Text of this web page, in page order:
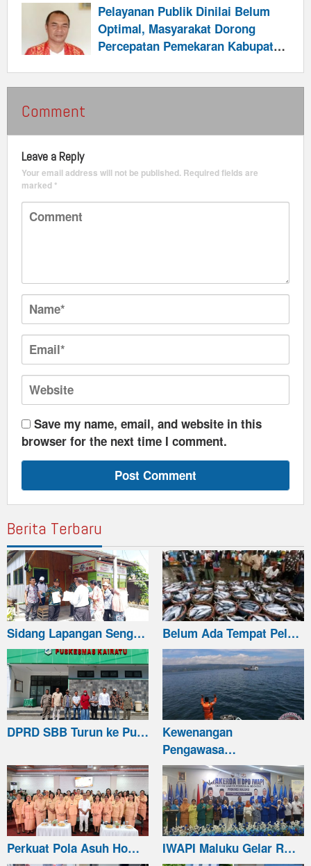
Pelayanan Publik Dinilai Belum
Optimal, Masyarakat Dorong
Percepatan Pemekaran Kabupaten
Comment
Leave a Reply
Your email address will not be published. Required fields are
marked*
Save my name, email, and website in this
browser for the next time I comment.
Berita Terbaru
Sidang Lapangan Seng… Belum Ada Tempat Pel…
DPRD SBB Turun ke Pu…
Kewenangan
Pengawasa…
Perkuat Pola Asuh Ho… IWAPI Maluku Gelar R…